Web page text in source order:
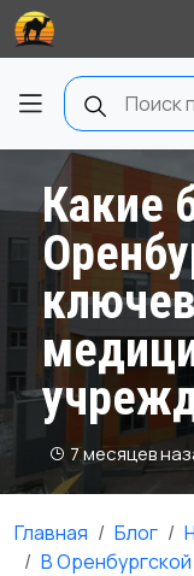
Какие
7 месяцев
Главная Блог
В